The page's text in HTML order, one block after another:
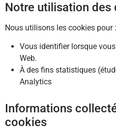
Notre utilisation des
Nous utilisons les cookies pour :
Vous identifier lorsque
Web.
À des fins statistiques
Analytics
Informations
cookies